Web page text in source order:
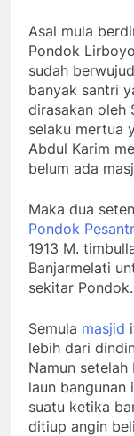
Asal mula
Pondok
sudah
banyak santri
dirasakan oleh
selaku mertua
Abdul Karim
belum ada
Maka dua
Pondok
1913 M.
Banjarmelati
sekitar Pondok.
Semula masjid
lebih dari
Namun
laun bangunan
suatu ketika
ditiup angin